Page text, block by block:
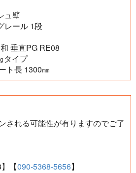
壁
ル 1段
垂直PG RE08
プ
1300㎜
される可能性が有りますのでご了
【090-5368-5656】